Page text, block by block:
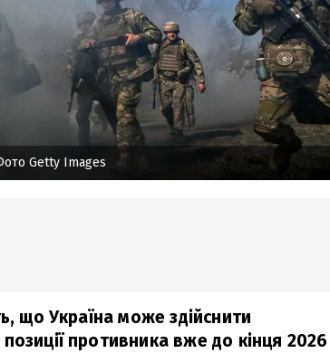
Getty Images
що Україна може здійснити
противника вже до кінця 2026